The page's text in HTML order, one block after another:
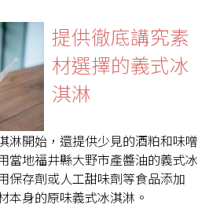
提供徹底講究素
材選擇的義式冰
淇淋
淋開始，還提供少見的酒粕和味噌
當地福井縣大野市產醬油的義式冰
保存劑或人工甜味劑等食品添加
本身的原味義式冰淇淋。